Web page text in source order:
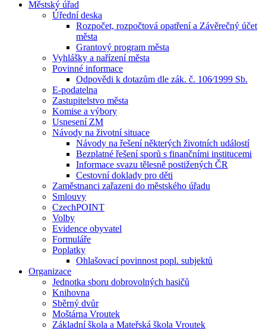
Městský úřad
Úřední deska
Rozpočet, rozpočtová opatření a Závěrečný účet
města
Grantový program města
Vyhlášky a nařízení města
Povinné informace
Odpovědi k dotazům dle zák. č. 106⁄1999 Sb.
E-podatelna
Zastupitelstvo města
Komise a výbory
Usnesení ZM
Návody na životní situace
Návody na řešení některých životních událostí
Bezplatné řešení sporů s finančními institucemi
Informace svazu tělesně postižených ČR
Cestovní doklady pro děti
Zaměstnanci zařazeni do městského úřadu
Smlouvy
CzechPOINT
Volby
Evidence obyvatel
Formuláře
Poplatky
Ohlašovací povinnost popl. subjektů
Organizace
Jednotka sboru dobrovolných hasičů
Knihovna
Sběrný dvůr
Moštárna Vroutek
Základní škola a Mateřská škola Vroutek